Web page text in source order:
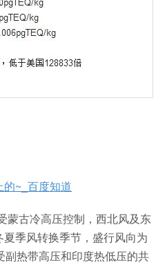
~_百度知道
蒙古冷高压控制，西北风及东
季风转换季节，盛行风向为
热带高压和印度热低压的共